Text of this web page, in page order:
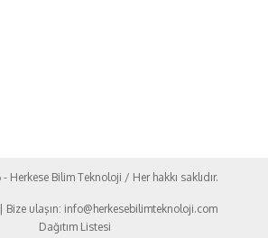
Herkese Bilim Teknoloji / Her hakkı saklıdır.
Bize ulaşın: info@herkesebilimteknoloji.com
Dağıtım Listesi